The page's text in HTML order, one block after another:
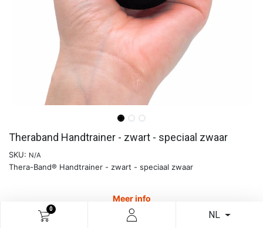
0
NL
Theraband Handtrainer - zwart - speciaal zwaar
SKU: N/A
Thera-Band® Handtrainer - zwart - speciaal zwaar
Meer info
13,46